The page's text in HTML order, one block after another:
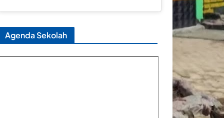
Agenda Sekolah